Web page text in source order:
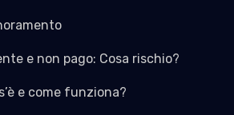
e non pago: Cosa rischio?
e come funziona?